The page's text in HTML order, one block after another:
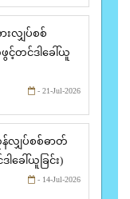
းလျှပ်စစ်
င့်တင်ဒါခေါ်ယူ
- 21-Jul-2026
န်လျှပ်စစ်ဓာတ်
ခေါ်ယူခြင်း)
- 14-Jul-2026